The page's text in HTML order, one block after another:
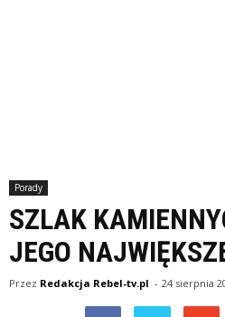
Porady
SZLAK
JEGO
Przez Redakcja Rebel-tv.pl - 24 sierpnia